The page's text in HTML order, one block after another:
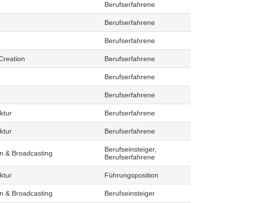
Berufserfahrene
Berufserfahrene
Berufserfahrene
Berufserfahrene
Berufserfahrene
Berufserfahrene
Berufserfahrene
Berufserfahrene
& Broadcasting
Berufseinsteiger,
Berufserfahrene
Führungsposition
& Broadcasting Berufseinsteiger